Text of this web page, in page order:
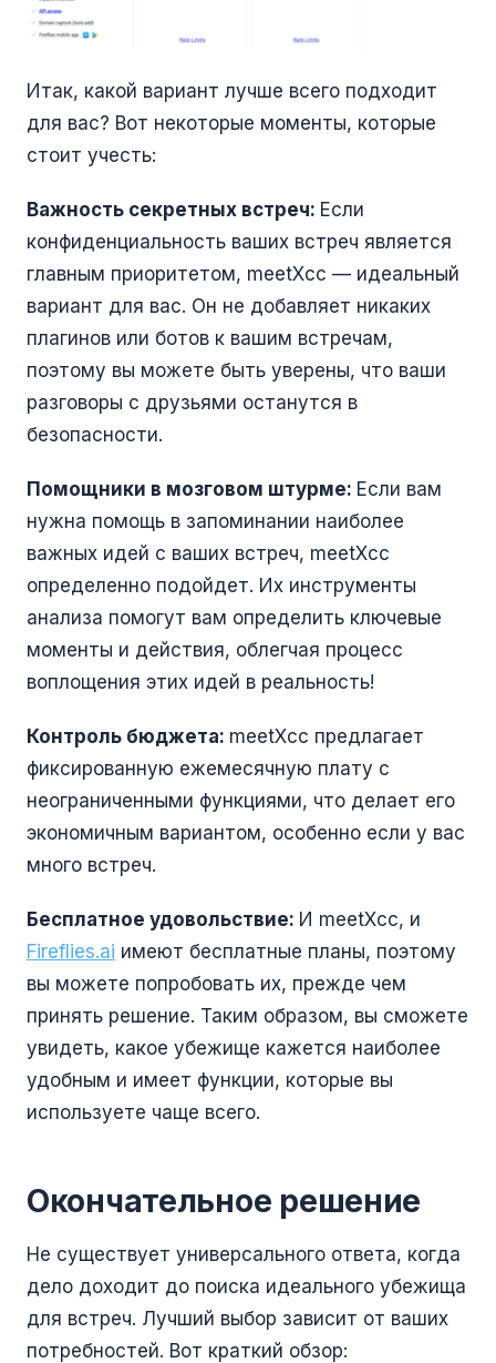
Итак, какой вариант лучше всего подходит
для вас? Вот некоторые моменты, которые
стоит учесть:
Важность секретных встреч: Если
конфиденциальность ваших встреч является
главным приоритетом, meetXcc — идеальный
вариант для вас. Он не добавляет никаких
плагинов или ботов к вашим встречам,
поэтому вы можете быть уверены, что ваши
разговоры с друзьями останутся в
безопасности.
Помощники в мозговом штурме: Если вам
нужна помощь в запоминании наиболее
важных идей с ваших встреч, meetXcc
определенно подойдет. Их инструменты
анализа помогут вам определить ключевые
моменты и действия, облегчая процесс
воплощения этих идей в реальность!
Контроль бюджета: meetXcc предлагает
фиксированную ежемесячную плату с
неограниченными функциями, что делает его
экономичным вариантом, особенно если у вас
много встреч.
Бесплатное удовольствие: И meetXcc, и
Fireflies.ai имеют бесплатные планы, поэтому
вы можете попробовать их, прежде чем
принять решение. Таким образом, вы сможете
увидеть, какое убежище кажется наиболее
удобным и имеет функции, которые вы
используете чаще всего.
Окончательное решение
Не существует универсального ответа, когда
дело доходит до поиска идеального убежища
для встреч. Лучший выбор зависит от ваших
потребностей. Вот краткий обзор: